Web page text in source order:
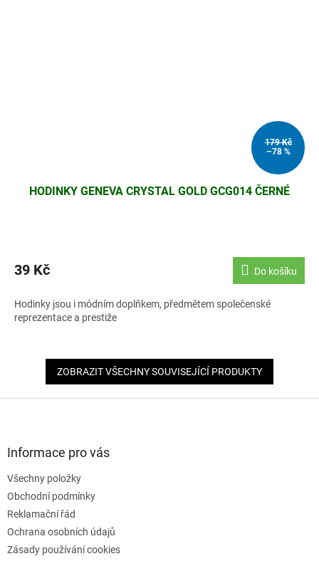
179 Kč
–78 %
HODINKY GENEVA CRYSTAL GOLD GCG014 ČERNÉ
39 Kč Do košíku
Hodinky jsou i módním doplňkem, předmětem společenské
reprezentace a prestiže
ZOBRAZIT VŠECHNY SOUVISEJÍCÍ PRODUKTY
Informace pro vás
Všechny položky
Obchodní podmínky
Reklamační řád
Ochrana osobních údajů
Zásady používání cookies